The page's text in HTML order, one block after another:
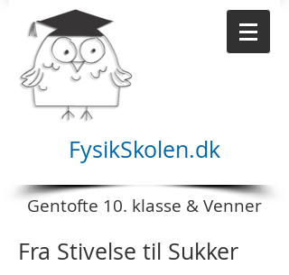
FysikSkolen.dk
Gentofte 10. klasse & Venner
Fra Stivelse til Sukker